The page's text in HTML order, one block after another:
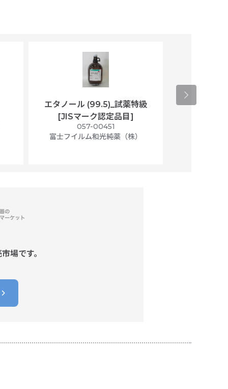
エタノール (99.5)_試薬特級
[JISマーク認定品目]
057-00451
富士フイルム和光純薬（株）
アセトニト
場です。